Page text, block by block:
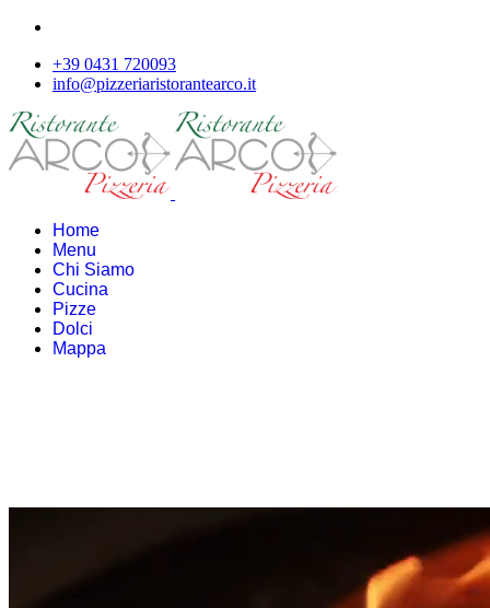
+39 0431 720093
info@pizzeriaristorantearco.it
Home
Menu
Chi Siamo
Cucina
Pizze
Dolci
Mappa